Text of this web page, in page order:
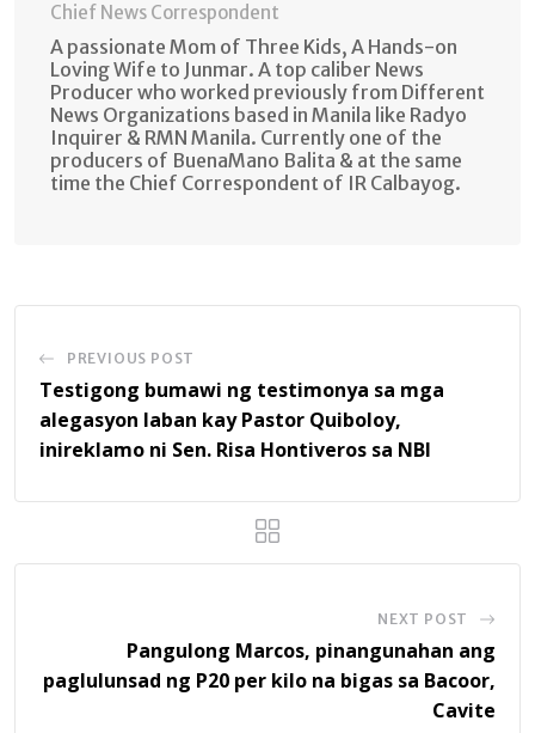
Chief News Correspondent
A passionate Mom of Three Kids, A Hands-on
Loving Wife to Junmar. A top caliber News
Producer who worked previously from Different
News Organizations based in Manila like Radyo
Inquirer & RMN Manila. Currently one of the
producers of BuenaMano Balita & at the same
time the Chief Correspondent of IR Calbayog.
PREVIOUS POST
Testigong bumawi ng testimonya sa mga
alegasyon laban kay Pastor Quiboloy,
inireklamo ni Sen. Risa Hontiveros sa NBI
NEXT POST
Pangulong Marcos, pinangunahan ang
paglulunsad ng P20 per kilo na bigas sa Bacoor,
Cavite